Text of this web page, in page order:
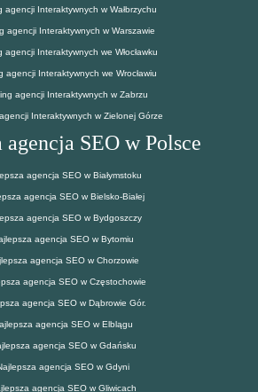
agencji Interaktywnych w Wałbrzychu
agencji Interaktywnych w Warszawie
agencji Interaktywnych we Włocławku
agencji Interaktywnych we Wrocławiu
agencji Interaktywnych w Zabrzu
Interaktywnych w Zielonej Górze
agencja SEO w Polsce
agencja SEO w Białymstoku
agencja SEO w Bielsko-Białej
agencja SEO w Bydgoszczy
agencja SEO w Bytomiu
agencja SEO w Chorzowie
agencja SEO w Częstochowie
agencja SEO w Dąbrowie Gór.
agencja SEO w Elblągu
agencja SEO w Gdańsku
agencja SEO w Gdyni
agencja SEO w Gliwicach